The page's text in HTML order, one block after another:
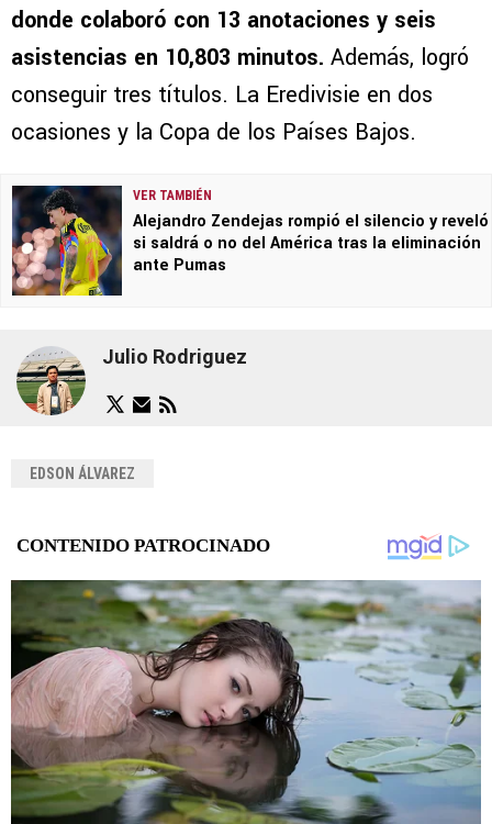
donde colaboró con 13 anotaciones y seis
asistencias en 10,803 minutos. Además, logró
conseguir tres títulos. La Eredivisie en dos
ocasiones y la Copa de los Países Bajos.
VER TAMBIÉN
Alejandro Zendejas rompió el silencio y reveló
si saldrá o no del América tras la eliminación
ante Pumas
Julio Rodriguez
EDSON ÁLVAREZ